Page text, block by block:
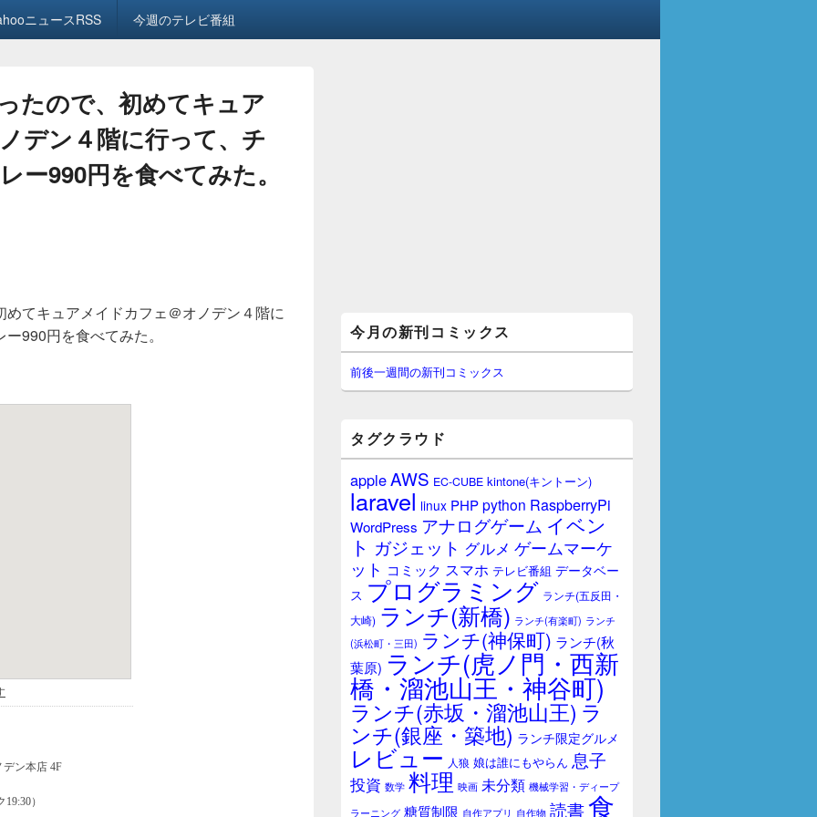
ニュースRSS 今週のテレビ番組
たので、初めてキュア
デン４階に行って、チ
ー990円を食べてみた。
てキュアメイドカフェ＠オノデン４階に
990円を食べてみた。
イ
ン
サ
イ
ー
ジ
ッ
ト
今月の新刊コミックス
前後一週間の新刊コミックス
タグクラウド
appleAWS EC-CUBE kintone(キントーン)
laravel linux PHPpython RaspberryPi
WordPress アナログゲーム イベン
ト ガジェット グルメ ゲームマーケ
ット コミック スマホ テレビ番組 データベー
ス プログラミング ランチ(五反田・
大崎) ランチ(新橋) ランチ(有楽町) ランチ
(浜松町・三田) ランチ(神保町) ランチ(秋
葉原) ランチ(虎ノ門・西新
橋・溜池山王・神谷町)
ランチ(赤坂・溜池山王) ラ
ンチ(銀座・築地) ランチ限定グルメ
レビュー 人狼 娘は誰にもやらん 息子
投資 数学 料理 映画 未分類 機械学習・ディープ
ラーニング 糖質制限 自作アプリ 自作物 読書食